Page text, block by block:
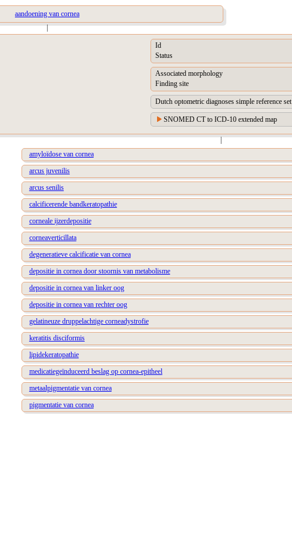
aandoening van cornea
|
Id
Status
Associated morphology
Finding site
Dutch optometric diagnoses simple reference set
SNOMED CT to ICD-10 extended map
|
amyloïdose van cornea
arcus juvenilis
arcus senilis
calcificerende bandkeratopathie
corneale ijzerdepositie
corneaverticillata
degeneratieve calcificatie van cornea
depositie in cornea door stoornis van metabolisme
depositie in cornea van linker oog
depositie in cornea van rechter oog
gelatineuze druppelachtige corneadystrofie
keratitis disciformis
lipidekeratopathie
medicatiegeïnduceerd beslag op cornea-epitheel
metaalpigmentatie van cornea
pigmentatie van cornea